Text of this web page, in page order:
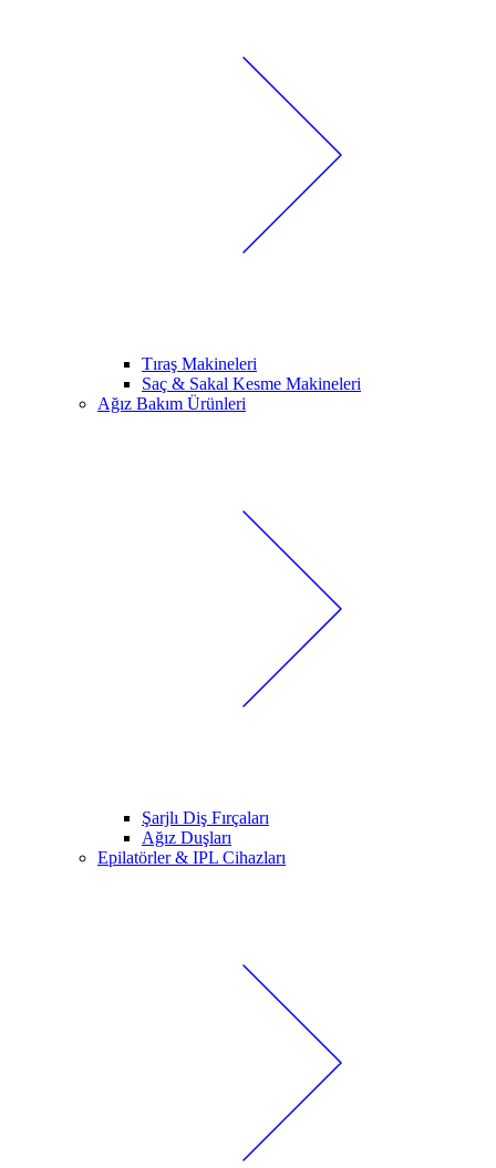
Tıraş Makineleri
Saç & Sakal Kesme Makineleri
Ağız Bakım Ürünleri
Şarjlı Diş Fırçaları
Ağız Duşları
Epilatörler & IPL Cihazları